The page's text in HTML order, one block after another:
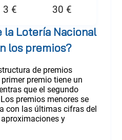
3 € 30 €
la Lotería Nacional
los premios?
de premios
premio tiene un
que el segundo
premios menores se
con las últimas cifras del
y